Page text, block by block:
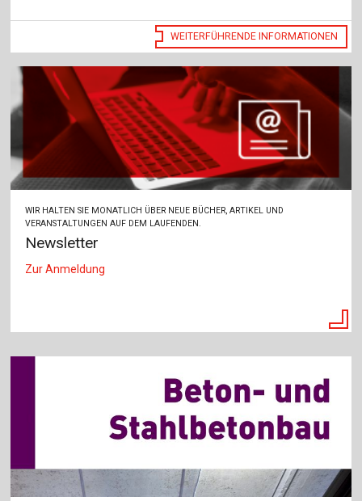
WEITERFÜHRENDE INFORMATIONEN
WIR HALTEN SIE MONATLICH ÜBER NEUE BÜCHER, ARTIKEL UND
VERANSTALTUNGEN AUF DEM LAUFENDEN.
Newsletter
Zur Anmeldung